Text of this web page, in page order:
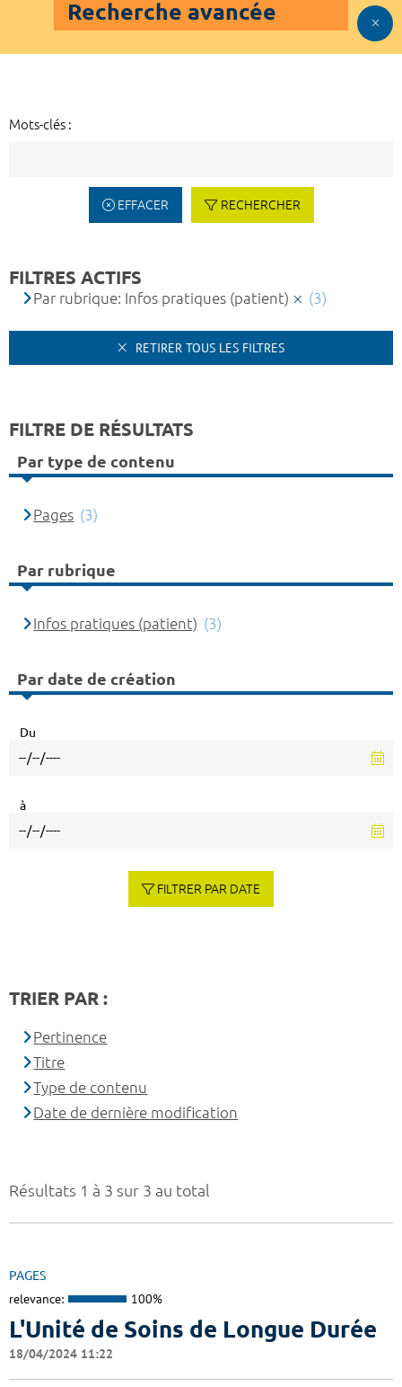
Recherche avancée
Mots-clés :
EFFACER RECHERCHER
Résultats 1 à 3 sur 3 au total
PAGES
relevance: 100%
L'Unité de Soins de Longue Durée
18/04/2024 11:22
FILTRES ACTIFS
Par rubrique: Infos pratiques (patient) (3)
RETIRER TOUS LES FILTRES
FILTRE DE RÉSULTATS
Par type de contenu
Pages (3)
Par rubrique
Infos pratiques (patient) (3)
Par date de création
Du
à
FILTRER PAR DATE
TRIER PAR :
Pertinence
Titre
Type de contenu
Date de dernière modification